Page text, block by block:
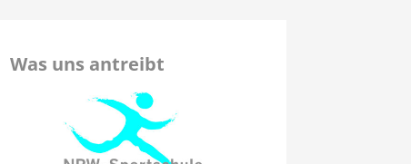
Was uns antreibt